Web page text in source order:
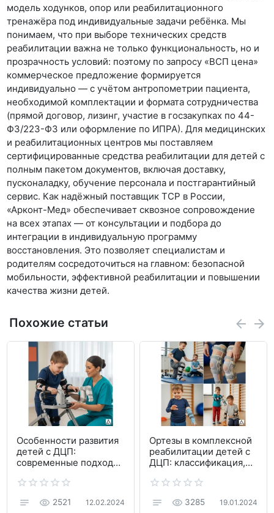
модель ходунков, опор или реабилитационного
тренажёра под индивидуальные задачи ребёнка. Мы
понимаем, что при выборе технических средств
реабилитации важна не только функциональность, но и
прозрачность условий: поэтому по запросу «ВСП цена»
коммерческое предложение формируется
индивидуально — с учётом антропометрии пациента,
необходимой комплектации и формата сотрудничества
(прямой договор, лизинг, участие в госзакупках по 44-
ФЗ/223-ФЗ или оформление по ИПРА). Для медицинских
и реабилитационных центров мы поставляем
сертифицированные средства реабилитации для детей с
полным пакетом документов, включая доставку,
пусконаладку, обучение персонала и постгарантийный
сервис. Как надёжный поставщик ТСР в России,
«Арконт-Мед» обеспечивает сквозное сопровождение
на всех этапах — от консультации и подбора до
интеграции в индивидуальную программу
восстановления. Это позволяет специалистам и
родителям сосредоточиться на главном: безопасной
мобильности, эффективной реабилитации и повышении
качества жизни детей.
Похожие статьи
Особенности развития
детей с ДЦП:
современные подходы
2521 12.02.2024
Ортезы в комплексной
реабилитации детей с
ДЦП: классификация,
применение
3285 19.01.2024